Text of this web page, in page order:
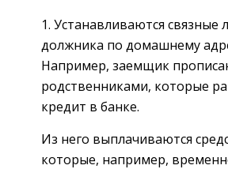
Устанавливаются связные
должника по домашнему
Например, заемщик
родственниками, которые
кредит в банке.
Из него выплачиваются
которые, например,